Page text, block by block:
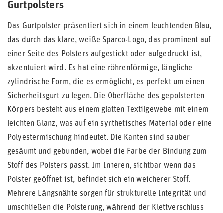
Gurtpolsters
Das Gurtpolster präsentiert sich in einem leuchtenden Blau,
das durch das klare, weiße Sparco-Logo, das prominent auf
einer Seite des Polsters aufgestickt oder aufgedruckt ist,
akzentuiert wird. Es hat eine röhrenförmige, längliche
zylindrische Form, die es ermöglicht, es perfekt um einen
Sicherheitsgurt zu legen. Die Oberfläche des gepolsterten
Körpers besteht aus einem glatten Textilgewebe mit einem
leichten Glanz, was auf ein synthetisches Material oder eine
Polyestermischung hindeutet. Die Kanten sind sauber
gesäumt und gebunden, wobei die Farbe der Bindung zum
Stoff des Polsters passt. Im Inneren, sichtbar wenn das
Polster geöffnet ist, befindet sich ein weicherer Stoff.
Mehrere Längsnähte sorgen für strukturelle Integrität und
umschließen die Polsterung, während der Klettverschluss